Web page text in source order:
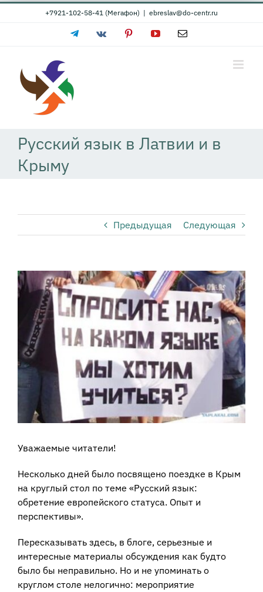
Skip
+7921-102-58-41 (Мегафон) | ebreslav@do-centr.ru
TelegramVk PinterestYouTubeEmail
Русский язык в Латвии и в
Крыму
Предыдущая Следующая
View
Larger
Image
Уважаемые читатели!
Несколько дней было посвящено поездке в Крым
на круглый стол по теме «Русский язык:
обретение европейского статуса. Опыт и
перспективы».
Пересказывать здесь, в блоге, серьезные и
интересные материалы обсуждения как будто
было бы неправильно. Но и не упоминать о
круглом столе нелогично: мероприятие